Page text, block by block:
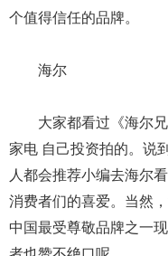
个值得信任的品牌。
海尔
大家都看过《海尔兄
家电 自己投资拍的。说
人都会推荐小编去海尔
消费者们的喜爱。当然
中国最受尊敬品牌之一